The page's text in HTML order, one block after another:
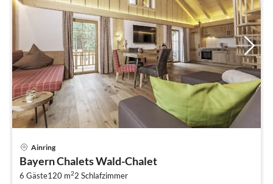
Ainring
Bayern Chalets Wald-Chalet
6 Gäste120 m22 Schlafzimmer